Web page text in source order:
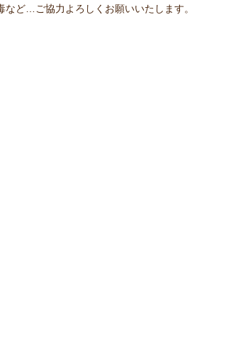
ど…ご協力よろしくお願いいたします。